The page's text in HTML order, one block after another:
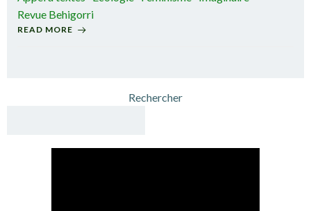
Revue Behigorri
READ MORE
Rechercher